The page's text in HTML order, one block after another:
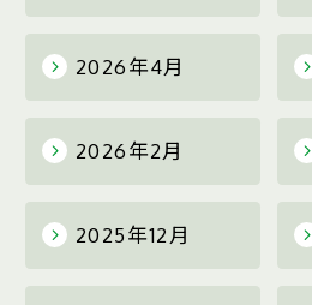
2026年4月
2026年2月
2025年12月